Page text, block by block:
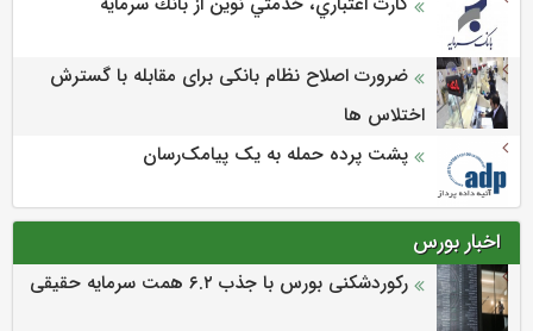
ضرورت اصلاح نظام بانکی برای مقابله با گسترش
اختلاس ها
پشت پرده حمله به یک پیامک‌رسان
اخبار بورس
رکوردشکنی بورس با جذب ۶.۲ همت سرمایه حقیقی